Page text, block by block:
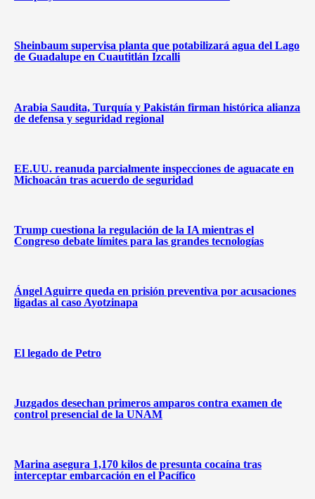
Sheinbaum supervisa planta que potabilizará agua del Lago
de Guadalupe en Cuautitlán Izcalli
Arabia Saudita, Turquía y Pakistán firman histórica alianza
de defensa y seguridad regional
EE.UU. reanuda parcialmente inspecciones de aguacate en
Michoacán tras acuerdo de seguridad
Trump cuestiona la regulación de la IA mientras el
Congreso debate límites para las grandes tecnologías
Ángel Aguirre queda en prisión preventiva por acusaciones
ligadas al caso Ayotzinapa
El legado de Petro
Juzgados desechan primeros amparos contra examen de
control presencial de la UNAM
Marina asegura 1,170 kilos de presunta cocaína tras
interceptar embarcación en el Pacífico